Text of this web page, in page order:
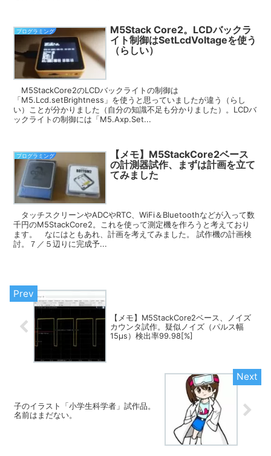
プログラミング
M5Stack Core2。LCDバックラ
イト制御はSetLcdVoltageを使う
（らしい）
M5StackCore2のLCDバックライトの制御は
「M5.Lcd.setBrightness」を使うと思っていましたが違う（らし
い）ことが分かりました（自分の知識不足も分かりました）。LCDバ
ックライトの制御には「M5.Axp.Set...
プログラミング
【メモ】M5StackCore2ベース
の計測器試作、まずは計画を立て
てみました
タッチスクリーンやADCやRTC、WiFi＆Bluetoothなどが入って数
千円のM5StackCore2。これを使って測定機を作ろうと考えており
ます。 なにはともあれ、計画を考えてみました。 試作機の計画検
討。７／５辺りに完成予...
【メモ】M5StackCore2ベース、ノイズ
カウンタ試作。疑似ノイズ（パルス幅
15μs）検出率99.98[%]
子のイラスト「小学生科学者」試作品。
名前はまだない。